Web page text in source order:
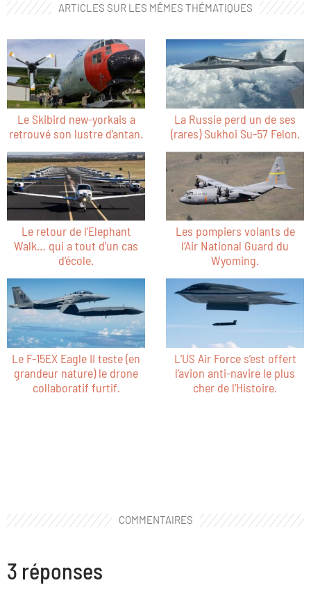
ARTICLES SUR LES MÊMES THÉMATIQUES
Le Skibird new-yorkais a
retrouvé son lustre d’antan.
La Russie perd un de ses
(rares) Sukhoi Su-57 Felon.
Le retour de l’Elephant
Walk… qui a tout d’un cas
d’école.
Les pompiers volants de
l’Air National Guard du
Wyoming.
Le F-15EX Eagle II teste (en
grandeur nature) le drone
collaboratif furtif.
L’US Air Force s’est offert
l’avion anti-navire le plus
cher de l’Histoire.
COMMENTAIRES
3 réponses